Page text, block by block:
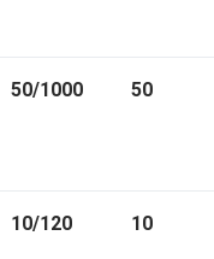
50/1000 50
10/120 10